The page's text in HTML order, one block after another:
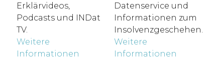
Erklärvideos,
Podcasts und INDat
TV.
Weitere
Informationen
Datenservice und
Informationen zum
Insolvenzgeschehen.
Weitere
Informationen